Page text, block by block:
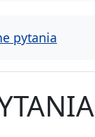
pytania